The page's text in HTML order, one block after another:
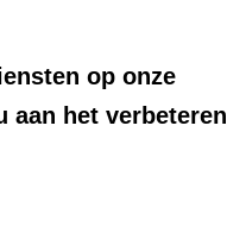
op onze
aan het verbeteren